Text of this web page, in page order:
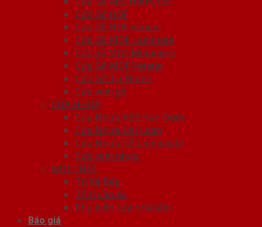
Cửa Gỗ HDF
Cửa Gỗ HDF Veneer
Cửa Gỗ MDF Laminate
Cửa gỗ MDF Melamine
Cửa Gỗ MDF Veneer
Cửa Gỗ Tự Nhiên
Cửa vòm gỗ
CỬA NHỰA
Cửa Nhựa ABS Hàn Quốc
Cửa Nhựa Đài Loan
Cửa Nhựa Gỗ Composite
Cửa vòm nhựa
NỘI THẤT
Tủ Kệ Bếp
Tủ Quần Áo
Phụ kiện cửa nhà tắm
Báo giá